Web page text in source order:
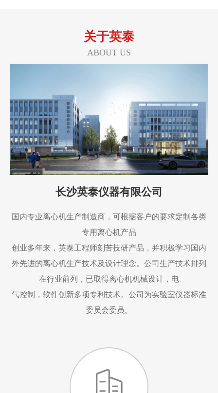
关于英泰
ABOUT US
长沙英泰仪器有限公司
国内专业离心机生产制造商，可根据客户的要求定制各类
专用离心机产品
创业多年来，英泰工程师刻苦技研产品，并积极学习国内
外先进的离心机生产技术及设计理念。公司生产技术排列
在行业前列，已取得离心机机械设计，电
气控制，软件创新多项专利技术。公司为实验室仪器标准
委员会委员。